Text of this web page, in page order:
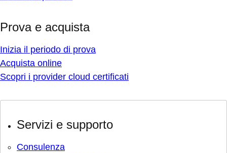
Prova e acquista
Inizia il periodo di prova
Acquista online
Scopri i provider cloud certificati
Servizi e supporto
Consulenza